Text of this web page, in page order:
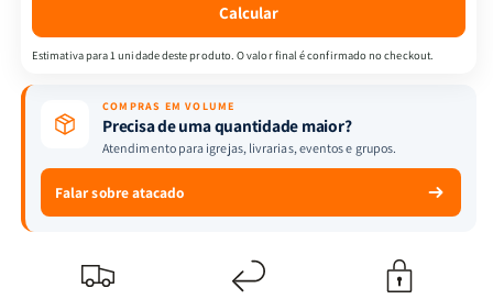
Calcular
Estimativa para 1 unidade deste produto. O valor final é confirmado no checkout.
COMPRAS EM VOLUME
Precisa de uma quantidade maior?
Atendimento para igrejas, livrarias, eventos e grupos.
Falar sobre atacado